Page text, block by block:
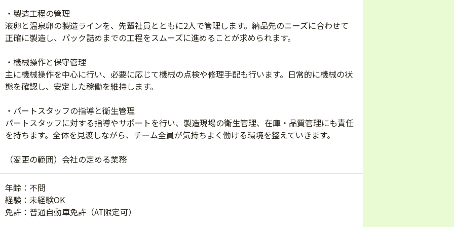
・製造工程の管理
液卵と温泉卵の製造ラインを、先輩社員とともに2人で管理します。納品先のニーズに合わせて
正確に製造し、パック詰めまでの工程をスムーズに進めることが求められます。
・機械操作と保守管理
主に機械操作を中心に行い、必要に応じて機械の点検や修理手配も行います。日常的に機械の状
態を確認し、安定した稼働を維持します。
・パートスタッフの指導と衛生管理
パートスタッフに対する指導やサポートを行い、製造現場の衛生管理、在庫・品質管理にも責任
を持ちます。全体を見渡しながら、チーム全員が気持ちよく働ける環境を整えていきます。
（変更の範囲）会社の定める業務
年齢：不問
経験：未経験OK
免許：普通自動車免許（AT限定可）